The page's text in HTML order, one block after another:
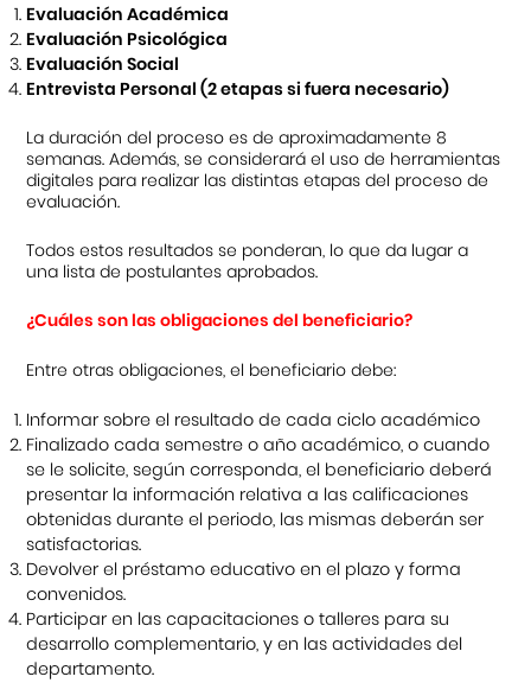
Evaluación Académica
Evaluación Psicológica
Evaluación Social
Entrevista Personal (2 etapas si fuera necesario)
La duración del proceso es de aproximadamente 8
semanas. Además, se considerará el uso de herramientas
digitales para realizar las distintas etapas del proceso de
evaluación.
Todos estos resultados se ponderan, lo que da lugar a
una lista de postulantes aprobados.
¿Cuáles son las obligaciones del beneficiario?
Entre otras obligaciones, el beneficiario debe:
Informar sobre el resultado de cada ciclo académico
Finalizado cada semestre o año académico, o cuando
se le solicite, según corresponda, el beneficiario deberá
presentar la información relativa a las calificaciones
obtenidas durante el periodo, las mismas deberán ser
satisfactorias.
Devolver el préstamo educativo en el plazo y forma
convenidos.
Participar en las capacitaciones o talleres para su
desarrollo complementario, y en las actividades del
departamento.